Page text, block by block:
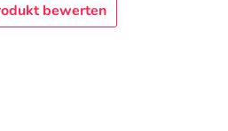
bewerten